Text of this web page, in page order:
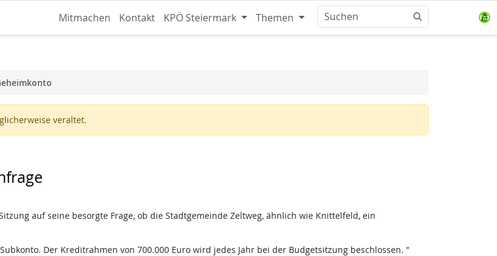
Mitmachen Kontakt KPÖ Steiermark Themen
veraltet.
auf seine besorgte Frage, ob die Stadtgemeinde Zeltweg, ähnlich wie Knittelfeld, ein
Der Kreditrahmen von 700.000 Euro wird jedes Jahr bei der Budgetsitzung beschlossen. "